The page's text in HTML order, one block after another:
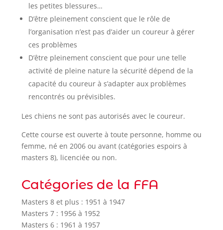
les petites blessures…
D’être pleinement conscient que le rôle de
l’organisation n’est pas d’aider un coureur à gérer
ces problèmes
D’être pleinement conscient que pour une telle
activité de pleine nature la sécurité dépend de la
capacité du coureur à s’adapter aux problèmes
rencontrés ou prévisibles.
Les chiens ne sont pas autorisés avec le coureur.
Cette course est ouverte à toute personne, homme ou
femme, né en 2006 ou avant (catégories espoirs à
masters 8), licenciée ou non.
Catégories de la FFA
Masters 8 et plus : 1951 à 1947
Masters 7 : 1956 à 1952
Masters 6 : 1961 à 1957